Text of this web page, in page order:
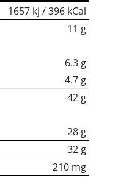
1657 kj / 396 kCal
11 g
6.3 g
4.7 g
42 g
28 g
32 g
210 mg